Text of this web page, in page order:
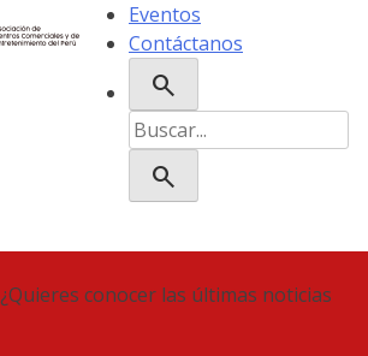
Eventos
Contáctanos
search
Buscar:
search
¿Quieres conocer las últimas noticias